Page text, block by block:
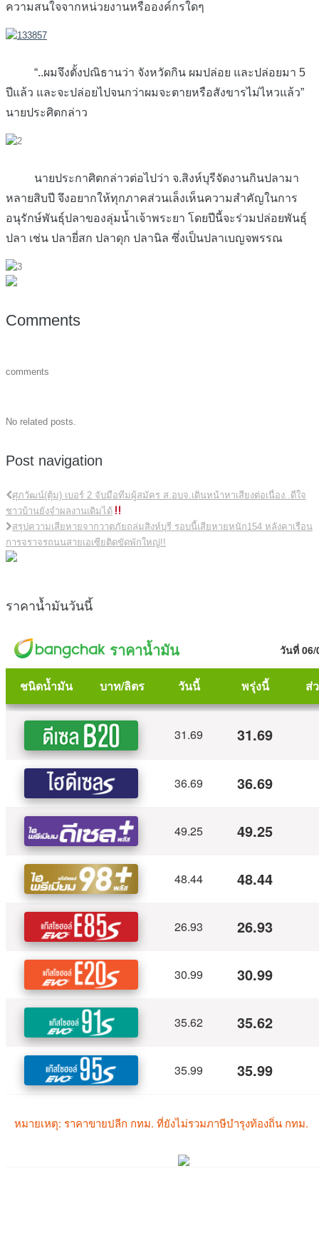
ความสนใจจากหน่วยงานหรือองค์กรใดๆ
“..ผมจึงตั้งปณิธานว่า จังหวัดกิน ผมปล่อย และปล่อยมา 5
ปีแล้ว และจะปล่อยไปจนกว่าผมจะตายหรือสังขารไม่ไหวแล้ว”
นายประศิตกล่าว
นายประกาศิตกล่าวต่อไปว่า จ.สิงห์บุรีจัดงานกินปลามา
หลายสิบปี จึงอยากให้ทุกภาคส่วนเล็งเห็นความสำคัญในการ
อนุรักษ์พันธุ์ปลาของลุ่มน้ำเจ้าพระยา โดยปีนี้จะร่วมปล่อยพันธุ์
ปลา เช่น ปลายี่สก ปลาดุก ปลานิล ซึ่งเป็นปลาเบญจพรรณ
Comments
comments
No related posts.
Post navigation
ศุภวัฒน์(ตุ้ม) เบอร์ 2 จับมือทีมผู้สมัคร ส.อบจ.เดินหน้าหาเสียงต่อเนื่อง..ดีใจ
ชาวบ้านยังจำผลงานเดิมได้
สรุปความเสียหายจากวาตภัยถล่มสิงห์บุรี รอบนี้เสียหายหนัก154 หลังคาเรือน
การจราจรถนนสายเอเซียติดขัดพักใหญ่!!
ราคาน้ำมันวันนี้